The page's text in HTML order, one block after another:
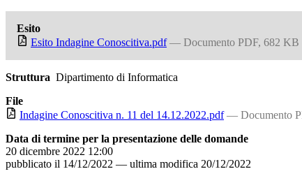
Esito
Esito Indagine Conoscitiva.pdf — Documento PDF, 682 KB
Struttura Dipartimento di Informatica
File
Indagine Conoscitiva n. 11 del 14.12.2022.pdf — Documento
Data di termine per la presentazione delle domande
20 dicembre 2022 12:00
pubblicato il 14/12/2022 — ultima modifica 20/12/2022